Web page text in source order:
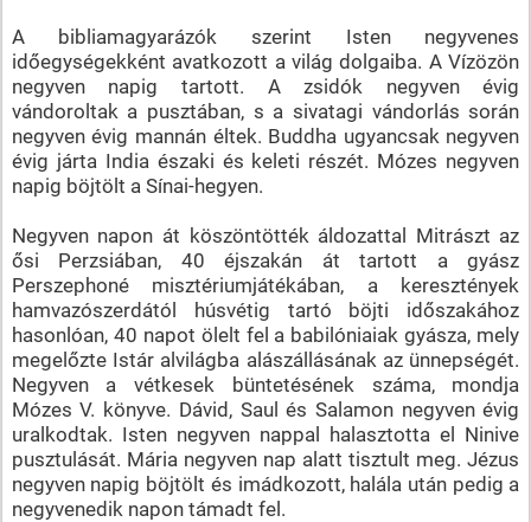
A bibliamagyarázók szerint Isten negyvenes
időegységekként avatkozott a világ dolgaiba. A Vízözön
negyven napig tartott. A zsidók negyven évig
vándoroltak a pusztában, s a sivatagi vándorlás során
negyven évig mannán éltek. Buddha ugyancsak negyven
évig járta India északi és keleti részét. Mózes negyven
napig böjtölt a Sínai-hegyen.
Negyven napon át köszöntötték áldozattal Mitrászt az
ősi Perzsiában, 40 éjszakán át tartott a gyász
Perszephoné misztériumjátékában, a keresztények
hamvazószerdától húsvétig tartó böjti időszakához
hasonlóan, 40 napot ölelt fel a babilóniaiak gyásza, mely
megelőzte Istár alvilágba alászállásának az ünnepségét.
Negyven a vétkesek büntetésének száma, mondja
Mózes V. könyve. Dávid, Saul és Salamon negyven évig
uralkodtak. Isten negyven nappal halasztotta el Ninive
pusztulását. Mária negyven nap alatt tisztult meg. Jézus
negyven napig böjtölt és imádkozott, halála után pedig a
negyvenedik napon támadt fel.